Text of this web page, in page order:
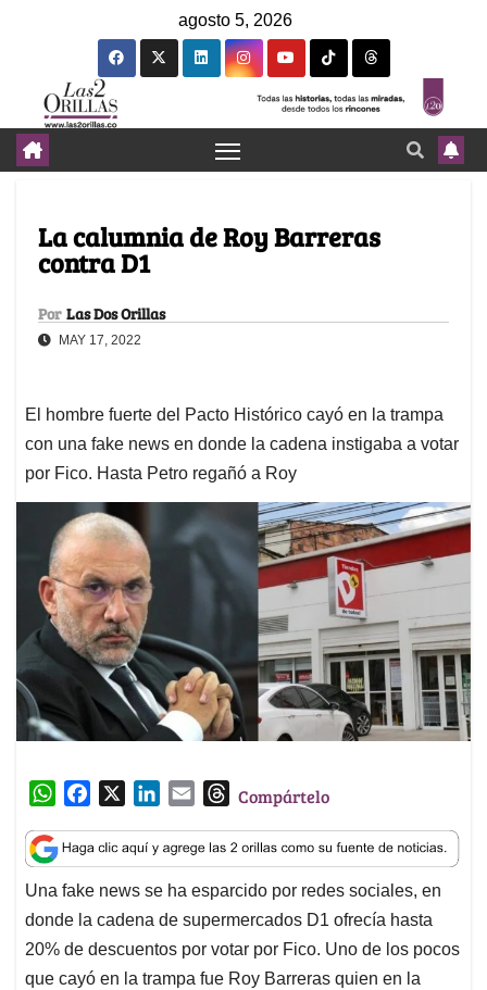
agosto 5, 2026
La calumnia de Roy Barreras
contra D1
Por Las Dos Orillas
MAY 17, 2022
El hombre fuerte del Pacto Histórico cayó en la trampa
con una fake news en donde la cadena instigaba a votar
por Fico. Hasta Petro regañó a Roy
W
a
t
s
A
p
p
c
e
b
o
o
k
n
k
e
d
I
n
a
i
l
T
r
e
a
d
s
Compártelo
Una fake news se ha esparcido por redes sociales, en
donde la cadena de supermercados D1 ofrecía hasta
20% de descuentos por votar por Fico. Uno de los pocos
que cayó en la trampa fue Roy Barreras quien en la